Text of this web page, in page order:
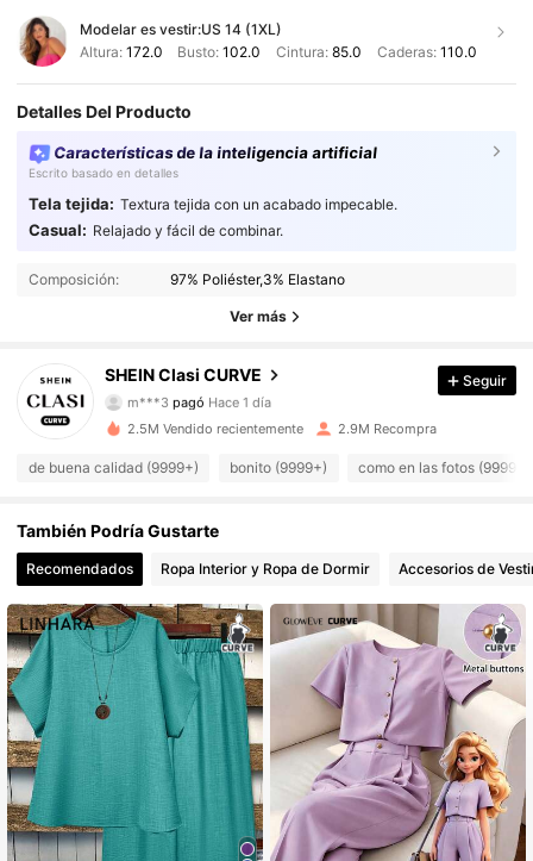
Modelar es vestir:US 14 (1XL)
Altura: 172.0 Busto:102.0 Cintura: 85.0 Caderas: 110.0
Detalles Del Producto
Características de la inteligencia artificial
Escrito basado en detalles
Tela tejida: Textura tejida con un acabado impecable.
Casual: Relajado y fácil de combinar.
Composición: 97% Poliéster,3% Elastano
Ver más
SHEIN Clasi CURVE
337K Seguidores
337K Seguidores
4,90
m***a seguidoHace 8 horas
4,90 337K Seguidores
4,90
4,90 337K Seguidores
4,90 337K Seguidores
4,90 337K Seguidores
Seguir
2.5M Vendido recientemente 2.9M Recompra
de buena calidad (9999+) bonito (9999+) como en las fotos (9999+)
También Podría Gustarte
Recomendados Ropa Interior y Ropa de Dormir Accesorios de